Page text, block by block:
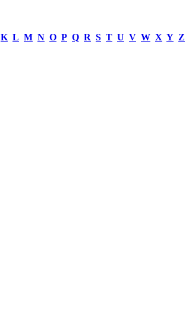
K L M N O P Q R S T U V W X Y Z